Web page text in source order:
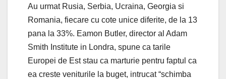
Au urmat Rusia, Serbia, Ucraina, Georgia si
Romania, fiecare cu cote unice diferite, de la 13
pana la 33%. Eamon Butler, director al Adam
Smith Institute in Londra, spune ca tarile
Europei de Est stau ca marturie pentru faptul ca
ea creste veniturile la buget, intrucat “schimba